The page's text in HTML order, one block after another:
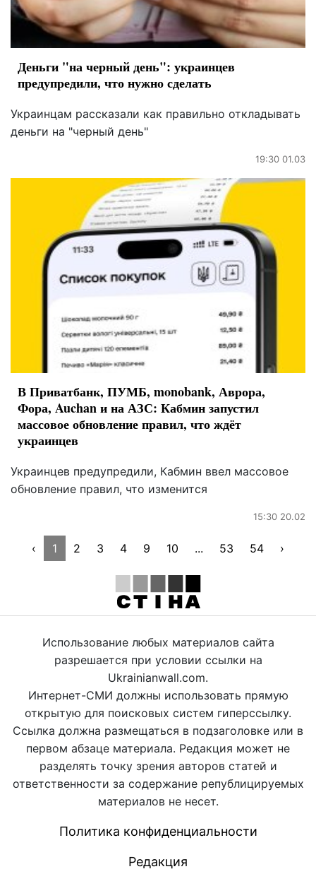
Деньги "на черный день": украинцев
предупредили, что нужно сделать
Украинцам рассказали как правильно откладывать
деньги на "черный день"
19:30 01.03
В Приватбанк, ПУМБ, monobank, Аврора,
Фора, Auchan и на АЗС: Кабмин запустил
массовое обновление правил, что ждёт
украинцев
Украинцев предупредили, Кабмин ввел массовое
обновление правил, что изменится
15:30 20.02
‹ 1 2 3 4 9 10 ... 53 54 ›
Использование любых материалов сайта
разрешается при условии ссылки на
Ukrainianwall.com.
Интернет-СМИ должны использовать прямую
открытую для поисковых систем гиперссылку.
Ссылка должна размещаться в подзаголовке или в
первом абзаце материала. Редакция может не
разделять точку зрения авторов статей и
ответственности за содержание републицируемых
материалов не несет.
Политика конфиденциальности
Редакция